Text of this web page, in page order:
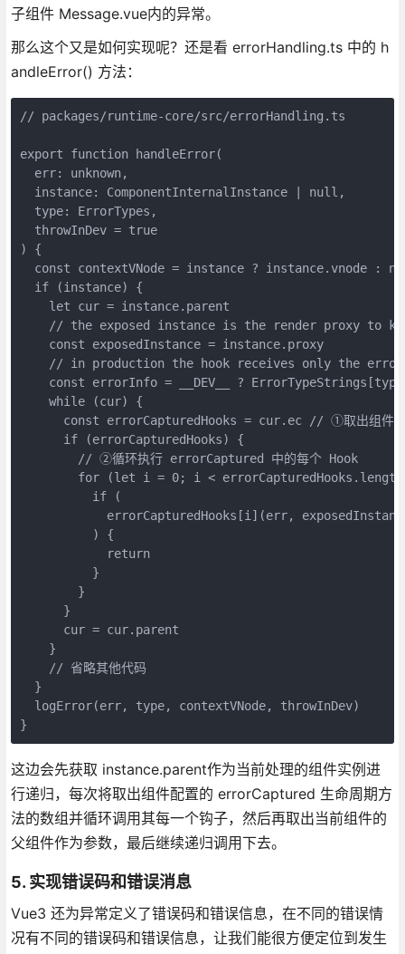
子组件 Message.vue内的异常。
那么这个又是如何实现呢？还是看 errorHandling.ts 中的 h
andleError() 方法：
// packages/runtime-core/src/errorHandling.ts
export function handleError(
  err: unknown,
  instance: ComponentInternalInstance | null,
  type: ErrorTypes,
  throwInDev = true
) {
const contextVNode = instance ? instance.vnode :
  if (instance) {
    let cur = instance.parent
// the exposed instance is the render proxy to
    const exposedInstance = instance.proxy
// in production the hook receives only the
const errorInfo = __DEV__ ?
    while (cur) {
const errorCapturedHooks = cur.ec // ①取出组件
      if (errorCapturedHooks) {
        // ②循环执行 errorCaptured 中的每个 Hook
for (let i = 0; i <
          if (
errorCapturedHooks[i](err,
          ) {
            return
          }
        }
      }
      cur = cur.parent
    }
    // 省略其他代码
  }
  logError(err, type, contextVNode, throwInDev)
这边会先获取 instance.parent作为当前处理的组件实例进
行递归，每次将取出组件配置的 errorCaptured 生命周期方
法的数组并循环调用其每一个钩子，然后再取出当前组件的
父组件作为参数，最后继续递归调用下去。
5. 实现错误码和错误消息
Vue3 还为异常定义了错误码和错误信息，在不同的错误情
况有不同的错误码和错误信息，让我们能很方便定位到发生